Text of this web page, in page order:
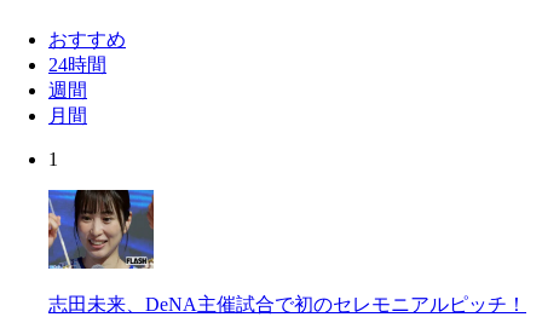
おすすめ
24時間
週間
月間
1
志田未来、DeNA主催試合で初のセレモニアルピッチ！